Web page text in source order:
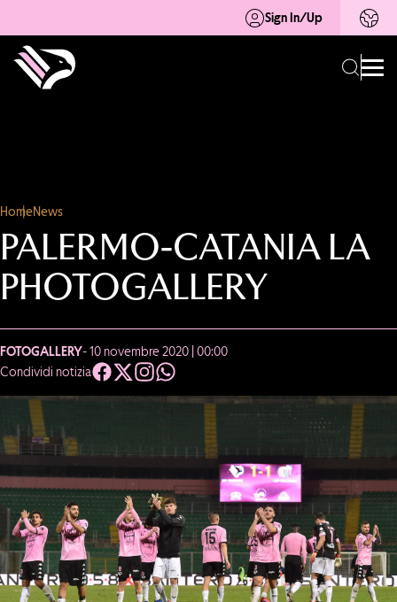
Sign In/Up
HomeNews
PALERMO-CATANIA LA
PHOTOGALLERY
FOTOGALLERY- 10 novembre 2020 | 00:00
Condividi notizia